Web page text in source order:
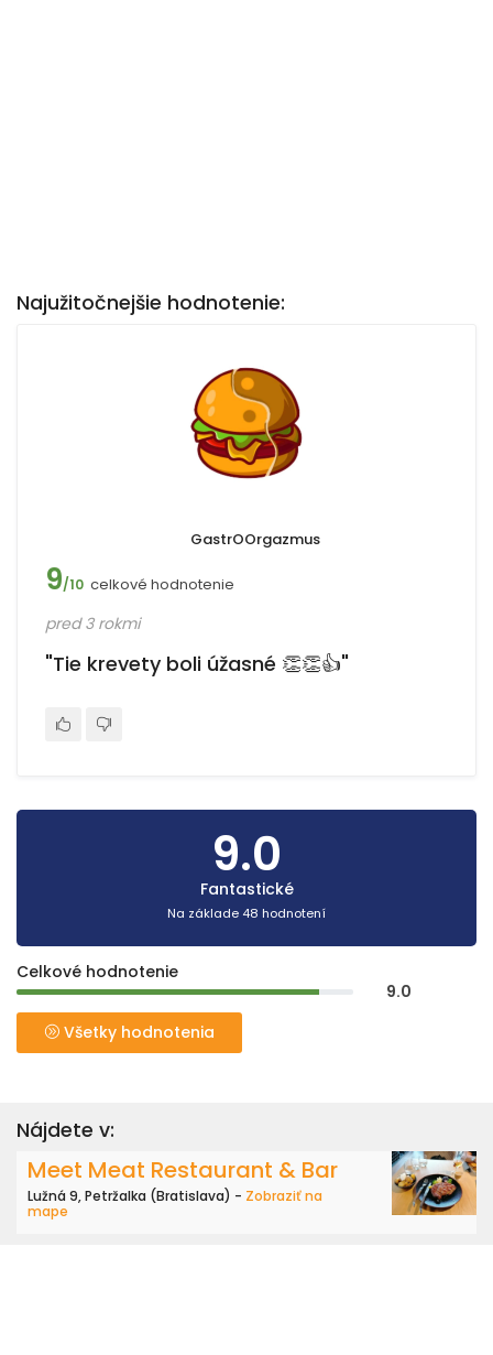
Najužitočnejšie hodnotenie:
GastrOOrgazmus
9/10 celkové hodnotenie
pred 3 rokmi
"Tie krevety boli úžasné 👏👏👍"
9.0
Fantastické
Na základe 48 hodnotení
Celkové hodnotenie
9.0
Všetky hodnotenia
Nájdete v:
Meet Meat Restaurant & Bar
Lužná 9, Petržalka (Bratislava) - Zobraziť na
mape